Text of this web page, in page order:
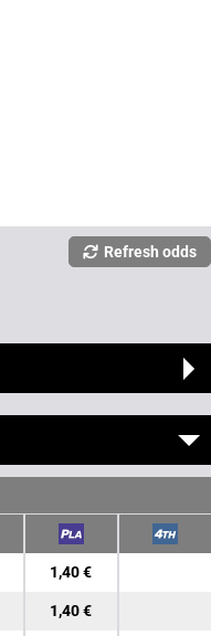
Refresh odds
1,40 €
1,40 €